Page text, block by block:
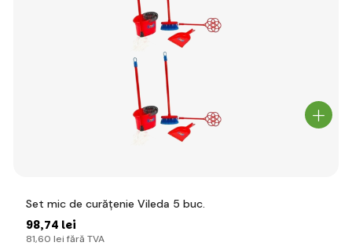
Set mic de curățenie Vileda 5 buc.
98,74 lei
81,60 lei fără TVA